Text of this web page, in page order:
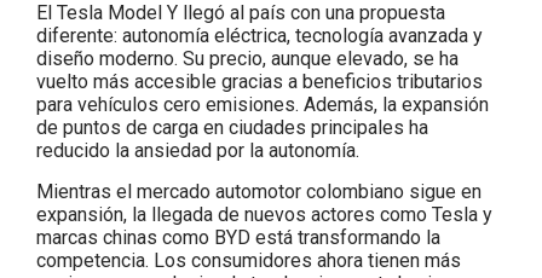
El Tesla Model Y llegó al país con una propuesta
diferente: autonomía eléctrica, tecnología avanzada y
diseño moderno. Su precio, aunque elevado, se ha
vuelto más accesible gracias a beneficios tributarios
para vehículos cero emisiones. Además, la expansión
de puntos de carga en ciudades principales ha
reducido la ansiedad por la autonomía.
Mientras el mercado automotor colombiano sigue en
expansión, la llegada de nuevos actores como Tesla y
marcas chinas como BYD está transformando la
competencia. Los consumidores ahora tienen más